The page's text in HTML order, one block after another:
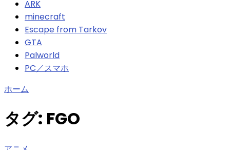
ARK
minecraft
Escape from Tarkov
GTA
Palworld
PC／スマホ
ホーム
タグ: FGO